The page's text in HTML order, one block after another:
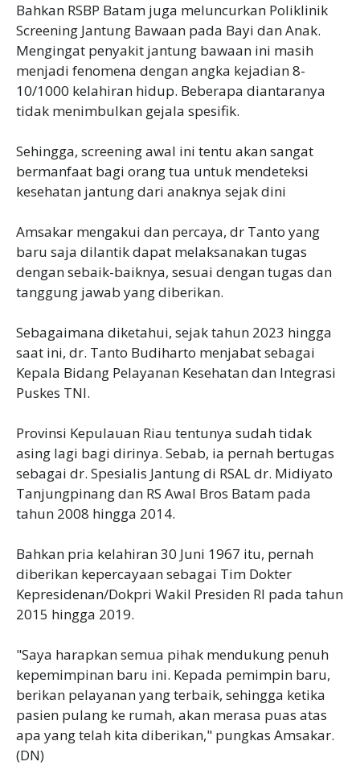
Bahkan RSBP Batam juga meluncurkan Poliklinik
Screening Jantung Bawaan pada Bayi dan Anak.
Mengingat penyakit jantung bawaan ini masih
menjadi fenomena dengan angka kejadian 8-
10/1000 kelahiran hidup. Beberapa diantaranya
tidak menimbulkan gejala spesifik.
Sehingga, screening awal ini tentu akan sangat
bermanfaat bagi orang tua untuk mendeteksi
kesehatan jantung dari anaknya sejak dini
Amsakar mengakui dan percaya, dr Tanto yang
baru saja dilantik dapat melaksanakan tugas
dengan sebaik-baiknya, sesuai dengan tugas dan
tanggung jawab yang diberikan.
Sebagaimana diketahui, sejak tahun 2023 hingga
saat ini, dr. Tanto Budiharto menjabat sebagai
Kepala Bidang Pelayanan Kesehatan dan Integrasi
Puskes TNI.
Provinsi Kepulauan Riau tentunya sudah tidak
asing lagi bagi dirinya. Sebab, ia pernah bertugas
sebagai dr. Spesialis Jantung di RSAL dr. Midiyato
Tanjungpinang dan RS Awal Bros Batam pada
tahun 2008 hingga 2014.
Bahkan pria kelahiran 30 Juni 1967 itu, pernah
diberikan kepercayaan sebagai Tim Dokter
Kepresidenan/Dokpri Wakil Presiden RI pada tahun
2015 hingga 2019.
"Saya harapkan semua pihak mendukung penuh
kepemimpinan baru ini. Kepada pemimpin baru,
berikan pelayanan yang terbaik, sehingga ketika
pasien pulang ke rumah, akan merasa puas atas
apa yang telah kita diberikan," pungkas Amsakar.
(DN)